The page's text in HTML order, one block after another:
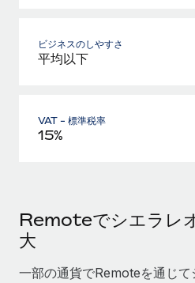
ビジネスのしやすさ
平均以下
VAT - 標準税率
15%
Remoteでシエラレ
大
一部の通貨でRemoteを通じ